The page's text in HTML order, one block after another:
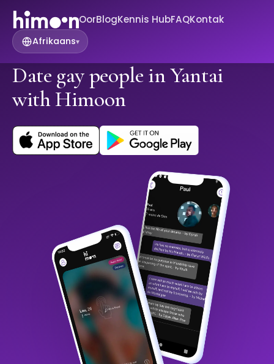
OorBlogKennis HubFAQKontak
Afrikaans▾
Date gay people in Yantai
with Himoon